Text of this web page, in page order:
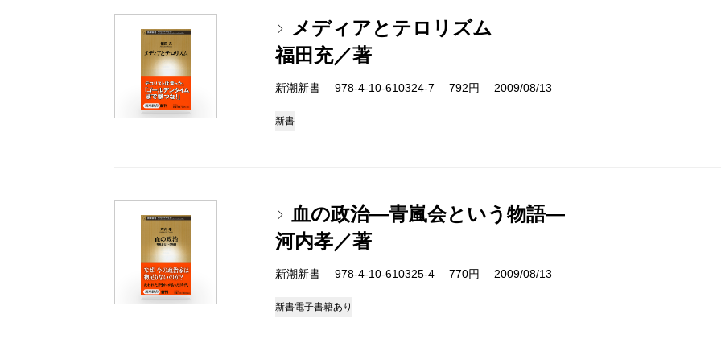
メディアとテロリズム
福田充／著
新潮新書 978-4-10-610324-7 792円 2009/08/13
新書
血の政治―青嵐会という物語―
河内孝／著
新潮新書 978-4-10-610325-4 770円 2009/08/13
新書電子書籍あり